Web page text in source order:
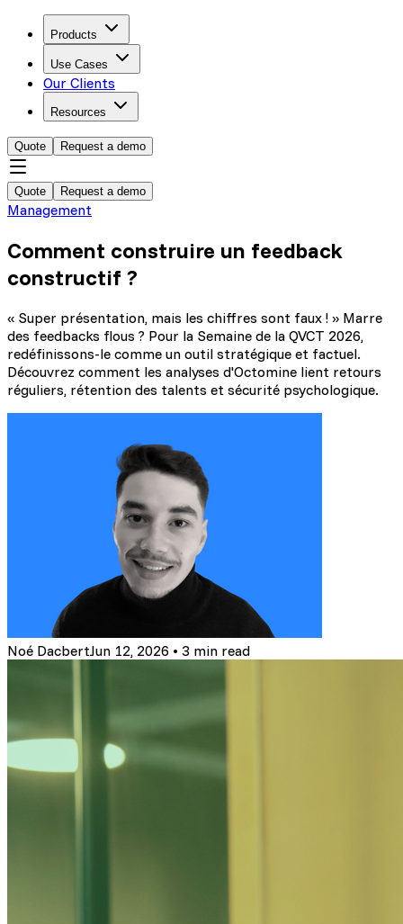
Products
Use Cases
Our Clients
Resources
Quote Request a demo
Quote Request a demo
Management
Comment construire un feedback
constructif ?
« Super présentation, mais les chiffres sont faux ! » Marre
des feedbacks flous ? Pour la Semaine de la QVCT 2026,
redéfinissons-le comme un outil stratégique et factuel.
Découvrez comment les analyses d'Octomine lient retours
réguliers, rétention des talents et sécurité psychologique.
Noé DacbertJun 12, 2026 • 3 min read